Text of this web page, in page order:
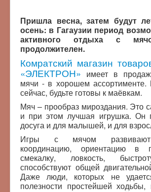
Пришла весна, затем будут
осень: в Гагаузии период
активного отдыха с
продолжителен.
Комратский магазин
«ЭЛЕКТРОН» имеет в
мячи - в хорошем ассортименте.
сейчас, будьте готовы к маёвкам.
Мяч – прообраз мироздания. Это
и при этом лучшая игрушка. Он
досуга и для малышей, и для
Игры с мячом развивают
координацию, ориентацию в
смекалку, ловкость,
способствуют общей
Даже люди, которых не
полезности простейшей ходьбы,